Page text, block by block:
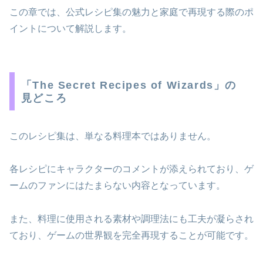
この章では、公式レシピ集の魅力と家庭で再現する際のポ
イントについて解説します。
「The Secret Recipes of Wizards」の
見どころ
このレシピ集は、単なる料理本ではありません。
各レシピにキャラクターのコメントが添えられており、ゲ
ームのファンにはたまらない内容となっています。
また、料理に使用される素材や調理法にも工夫が凝らされ
ており、ゲームの世界観を完全再現することが可能です。